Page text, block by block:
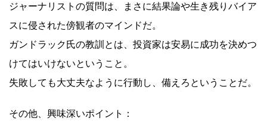
ジャーナリストの質問は、まさに結果論や生き残りバイア
スに侵された傍観者のマインドだ。
ガンドラック氏の教訓とは、投資家は安易に成功を決めつ
けてはいけないということ。
失敗しても大丈夫なように行動し、備えろということだ。
その他、興味深いポイント：